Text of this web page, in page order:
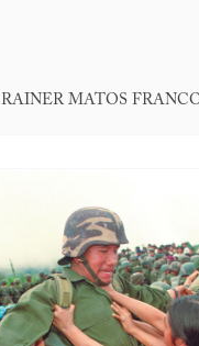
RAINER MATOS